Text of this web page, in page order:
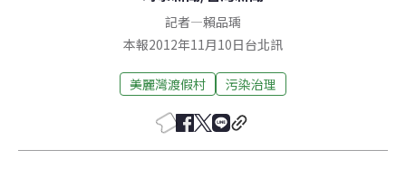
記者—賴品瑀
本報2012年11月10日台北訊
美麗灣渡假村 污染治理